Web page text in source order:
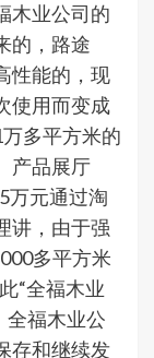
木业公司的
的，路途
性能的，现
使用而变成
多平方米的
产品展厅
万元通过淘
讲，由于强
多平方米
“全福木业
全福木业公
存和继续发